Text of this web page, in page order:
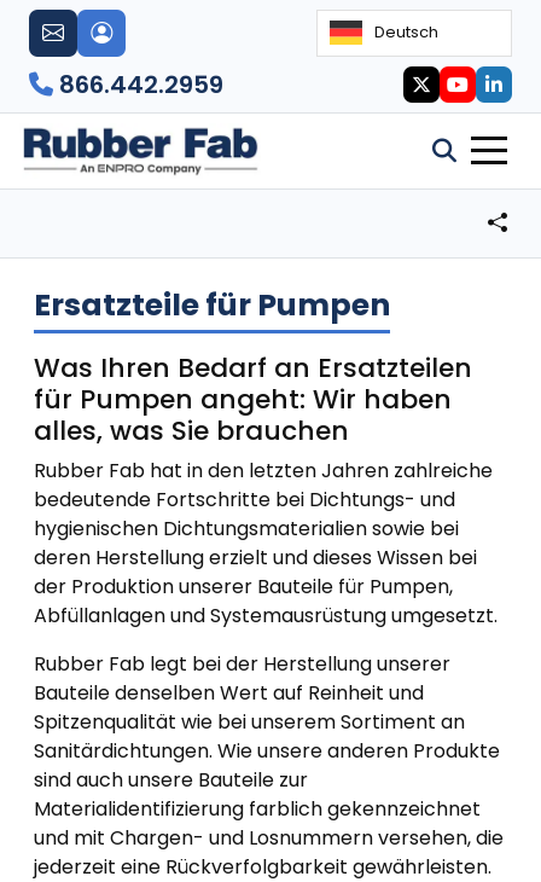
Deutsch
866.442.2959
Ersatzteile für Pumpen
Was Ihren Bedarf an Ersatzteilen
für Pumpen angeht: Wir haben
alles, was Sie brauchen
Rubber Fab hat in den letzten Jahren zahlreiche
bedeutende Fortschritte bei Dichtungs- und
hygienischen Dichtungsmaterialien sowie bei
deren Herstellung erzielt und dieses Wissen bei
der Produktion unserer Bauteile für Pumpen,
Abfüllanlagen und Systemausrüstung umgesetzt.
Rubber Fab legt bei der Herstellung unserer
Bauteile denselben Wert auf Reinheit und
Spitzenqualität wie bei unserem Sortiment an
Sanitärdichtungen. Wie unsere anderen Produkte
sind auch unsere Bauteile zur
Materialidentifizierung farblich gekennzeichnet
und mit Chargen- und Losnummern versehen, die
jederzeit eine Rückverfolgbarkeit gewährleisten.